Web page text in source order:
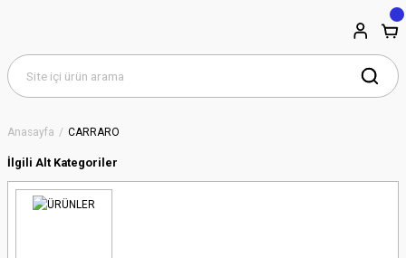
Anasayfa CARRARO
İlgili Alt Kategoriler